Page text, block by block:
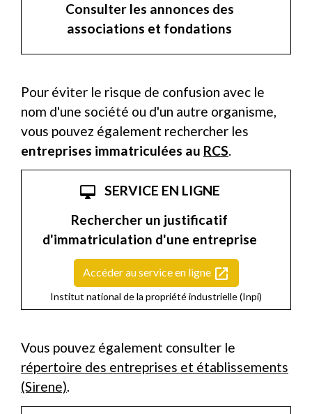
Consulter les annonces des
associations et fondations
Pour éviter le risque de confusion avec le
nom d'une société ou d'un autre organisme,
vous pouvez également rechercher les
entreprises immatriculées au RCS.
desktop_mac SERVICE EN LIGNE
Rechercher un justificatif
d'immatriculation d'une entreprise
Accéder au service en ligne open_in_new
Institut national de la propriété industrielle (Inpi)
Vous pouvez également consulter le
répertoire des entreprises et établissements
(Sirene).